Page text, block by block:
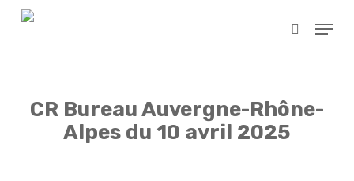
Skip
search
Menu
CR Bureau Auvergne-Rhône-
Alpes du 10 avril 2025